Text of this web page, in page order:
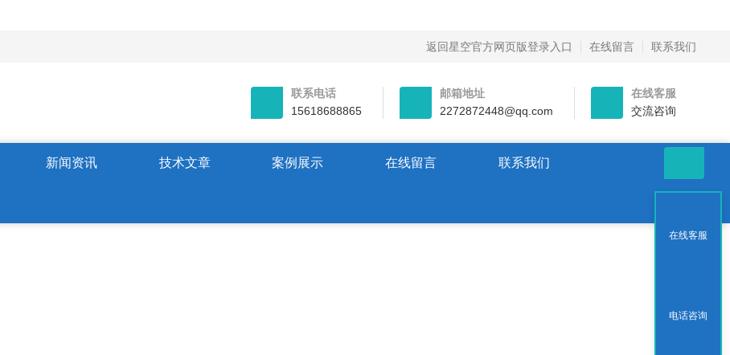
返回星空官方网页版登录入口 在线留言 联系我们
联系电话
15618688865
邮箱地址
2272872448@qq.com
在线客服
交流咨询
新闻资讯 技术文章 案例展示 在线留言 联系我们
在线客服
电话咨询